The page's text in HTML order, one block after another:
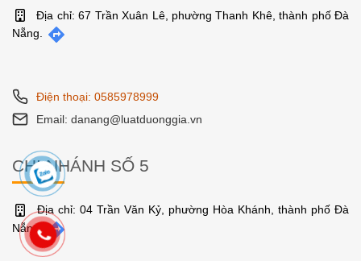
Địa chỉ: 67 Trần Xuân Lê, phường Thanh Khê, thành phố Đà
Nẵng.
Điện thoại: 0585978999
Email: danang@luatduonggia.vn
CHI NHÁNH SỐ 5
Địa chỉ: 04 Trần Văn Kỷ, phường Hòa Khánh, thành phố Đà
Nẵng.